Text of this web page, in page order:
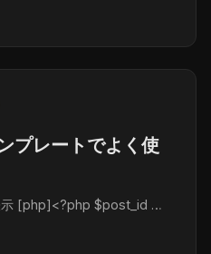
プレートでよく使
示 [php]<?php $post_id …